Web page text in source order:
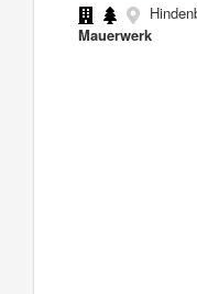
Mauerwerk